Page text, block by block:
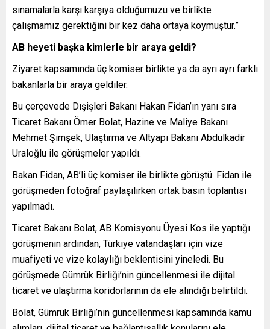
sınamalarla karşı karşıya olduğumuzu ve birlikte
çalışmamız gerektiğini bir kez daha ortaya koymuştur.”
AB heyeti başka kimlerle bir araya geldi?
Ziyaret kapsamında üç komiser birlikte ya da ayrı ayrı farklı
bakanlarla bir araya geldiler.
Bu çerçevede Dışişleri Bakanı Hakan Fidan’ın yanı sıra
Ticaret Bakanı Ömer Bolat, Hazine ve Maliye Bakanı
Mehmet Şimşek, Ulaştırma ve Altyapı Bakanı Abdulkadir
Uraloğlu ile görüşmeler yapıldı.
Bakan Fidan, AB’li üç komiser ile birlikte görüştü. Fidan ile
görüşmeden fotoğraf paylaşılırken ortak basın toplantısı
yapılmadı.
Ticaret Bakanı Bolat, AB Komisyonu Üyesi Kos ile yaptığı
görüşmenin ardından, Türkiye vatandaşları için vize
muafiyeti ve vize kolaylığı beklentisini yineledi. Bu
görüşmede Gümrük Birliği’nin güncellenmesi ile dijital
ticaret ve ulaştırma koridorlarının da ele alındığı belirtildi.
Bolat, Gümrük Birliği’nin güncellenmesi kapsamında kamu